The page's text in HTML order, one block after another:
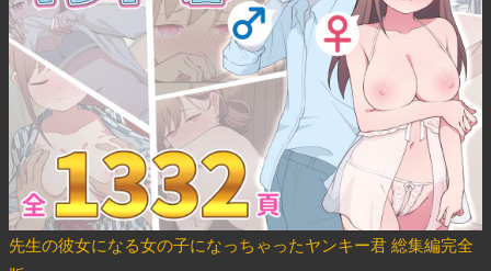
先生の彼女になる女の子になっちゃったヤンキー君 総集編完全